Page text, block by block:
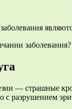
заболевания?
— страшные
с разрушением